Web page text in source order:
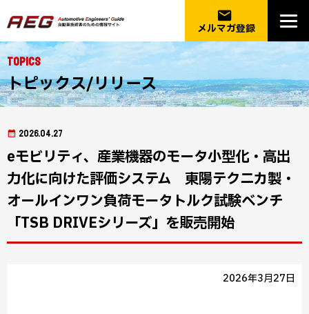
email
メルマガ登録
Topics
トピックス/リリース
2026.04.27
eモビリティ、産業機器のモータ小型化・高出
力化に向けた評価システム 東陽テクニカ製・
オールインワン負荷モータトルク試験ベンチ
「TSB DRIVEシリーズ」を販売開始
2026年3月27日